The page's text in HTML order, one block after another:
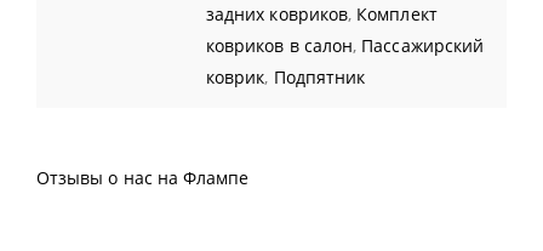
задних ковриков, Комплект
ковриков в салон, Пассажирский
коврик, Подпятник
Отзывы о нас на Флампе